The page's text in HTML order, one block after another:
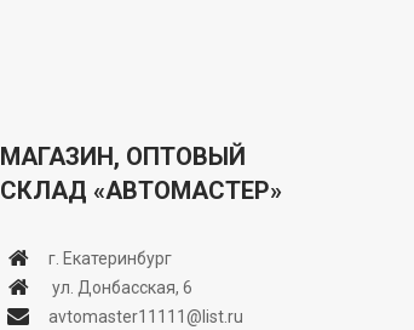
МАГАЗИН, ОПТОВЫЙ
СКЛАД «АВТОМАСТЕР»
г. Екатеринбург
ул. Донбасская, 6
avtomaster11111@list.ru